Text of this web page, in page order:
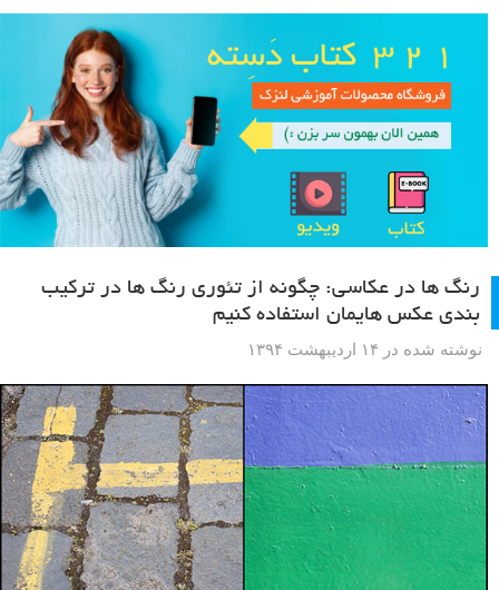
رنگ ها در عکاسی: چگونه از تئوری رنگ ها در ترکیب
بندی عکس هایمان استفاده کنیم
نوشته شده در ۱۴ اردیبهشت ۱۳۹۴